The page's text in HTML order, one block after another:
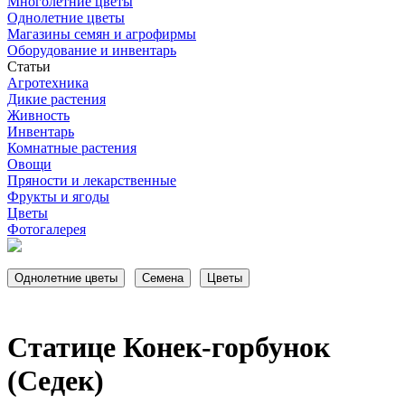
Однолетние цветы
Магазины семян и агрофирмы
Оборудование и инвентарь
Статьи
Агротехника
Дикие растения
Живность
Инвентарь
Комнатные растения
Овощи
Пряности и лекарственные
Фрукты и ягоды
Цветы
Фотогалерея
Статице Конек-горбунок
(Седек)